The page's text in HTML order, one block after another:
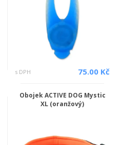
s DPH 75.00 Kč
Obojek ACTIVE DOG Mystic
XL (oranžový)